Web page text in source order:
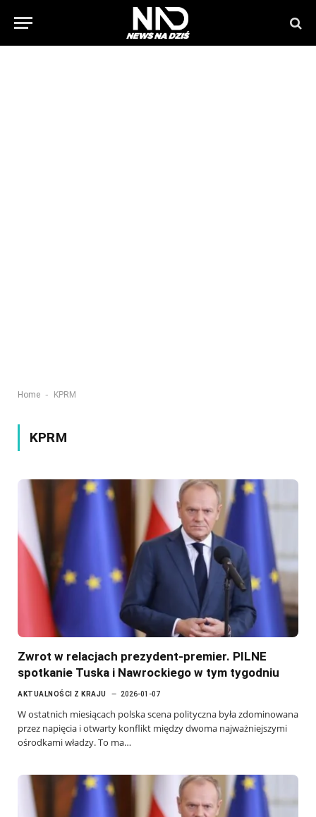
Home - KPRM
KPRM
Zwrot w relacjach prezydent-premier. PILNE
spotkanie Tuska i Nawrockiego w tym tygodniu
AKTUALNOŚCI Z KRAJU 2026-01-07
W ostatnich miesiącach polska scena polityczna była zdominowana
przez napięcia i otwarty konflikt między dwoma najważniejszymi
ośrodkami władzy. To ma…